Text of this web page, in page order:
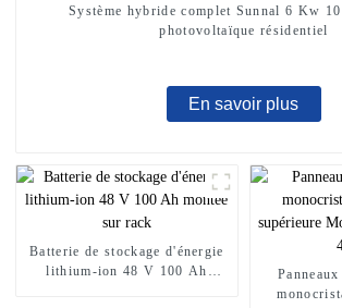
Système hybride complet Sunnal 6 Kw
photovoltaïque résidentiel
En savoir plus
Batterie de stockage d'énergie
lithium-ion 48 V 100 Ah